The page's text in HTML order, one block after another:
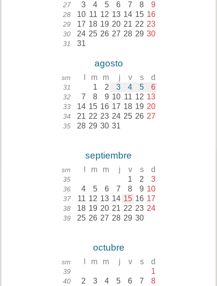
27 3 4 5 6 7 8 9
28 10 11 12 13 14 15 16
29 17 18 19 20 21 22 23
30 24 25 26 27 28 29 30
31 31
agosto
sm m m j v s d
31 1 2 3 4 5 6
32 7 8 9 10 11 12 13
33 14 15 16 17 18 19 20
34 21 22 23 24 25 26 27
35 28 29 30 31
septiembre
sm m m j v s d
35 1 2 3
36 4 5 6 7 8 9 10
37 11 12 13 14 15 16 17
38 18 19 20 21 22 23 24
39 25 26 27 28 29 30
octubre
sm m m j v s d
39 1
40 2 3 4 5 6 7 8